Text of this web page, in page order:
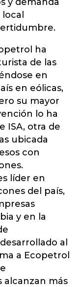
ha
de las
en
en eólicas,
su mayor
lo ha
ISA, otra de
ubicada
con
líder en
del país,
y en la
al
a Ecopetrol
alcanzan más